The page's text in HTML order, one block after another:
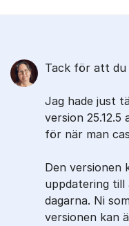
Tack för att
Jag hade just
version 25.12.5
för när man
Den versionen
uppdatering till
dagarna. Ni
versionen kan